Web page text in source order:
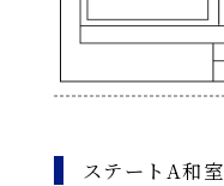
ステートA和室